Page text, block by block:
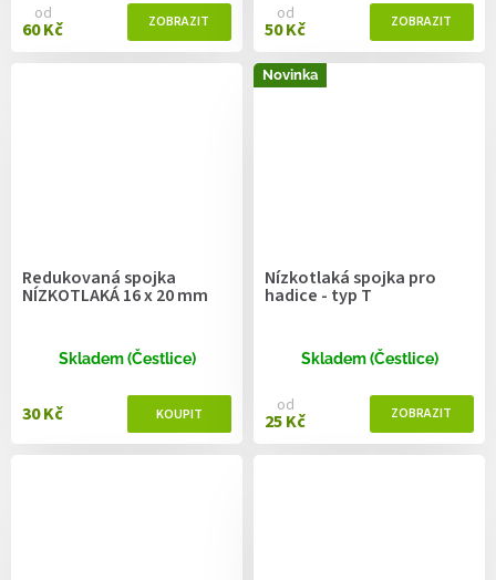
od
60 Kč
od
50 Kč
Redukovaná spojka
NÍZKOTLAKÁ 16 x 20 mm
Skladem (Čestlice)
30 Kč
Novinka
Nízkotlaká spojka pro
hadice - typ T
Skladem (Čestlice)
od
25 Kč